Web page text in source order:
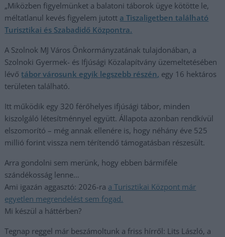
„Miközben figyelmünket a balatoni táborok ügye kötötte le,
méltatlanul kevés figyelem jutott a Tiszaligetben található
Turisztikai és Szabadidő Központra.
A Szolnok MJ Város Önkormányzatának tulajdonában, a
Szolnoki Gyermek- és Ifjúsági Közalapítvány üzemeltetésében
lévőtábor városunk egyik legszebb részén, egy 16 hektáros
területen található.
Itt működik egy 320 férőhelyes ifjúsági tábor, minden
kiszolgáló létesítménnyel együtt. Állapota azonban rendkívül
elszomorító – még annak ellenére is, hogy néhány éve 525
millió forint vissza nem térítendő támogatásban részesült.
Arra gondolni sem merünk, hogy ebben bármiféle
szándékosság lenne…
Ami igazán aggasztó: 2026-ra a Turisztikai Központ már
egyetlen megrendelést sem fogad.
Mi készül a háttérben?
Tegnap reggel már beszámoltunk a friss hírről: Lits László, a